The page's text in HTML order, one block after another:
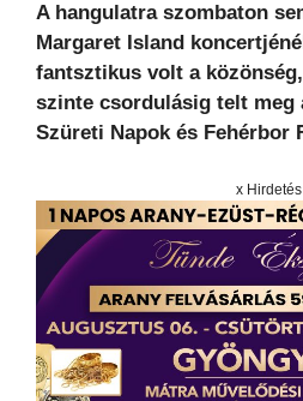
A hangulatra szombaton
Margaret Island
fantsztikus volt a
szinte csordulásig telt meg
Szüreti Napok és Fehérbor
x Hirdetés